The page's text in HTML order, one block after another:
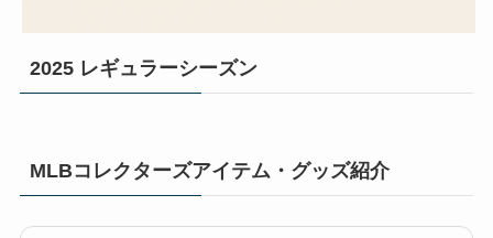
2025 レギュラーシーズン
MLBコレクターズアイテム・グッズ紹介